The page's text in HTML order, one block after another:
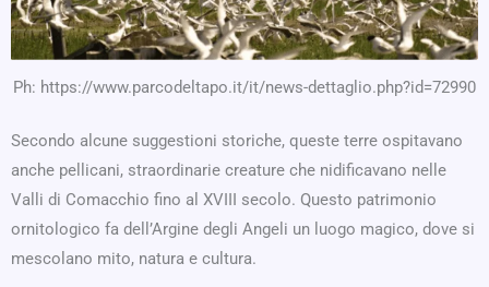
Ph: https://www.parcodeltapo.it/it/news-dettaglio.php?id=72990
Secondo alcune suggestioni storiche, queste terre ospitavano
anche pellicani, straordinarie creature che nidificavano nelle
Valli di Comacchio fino al XVIII secolo. Questo patrimonio
ornitologico fa dell’Argine degli Angeli un luogo magico, dove si
mescolano mito, natura e cultura.